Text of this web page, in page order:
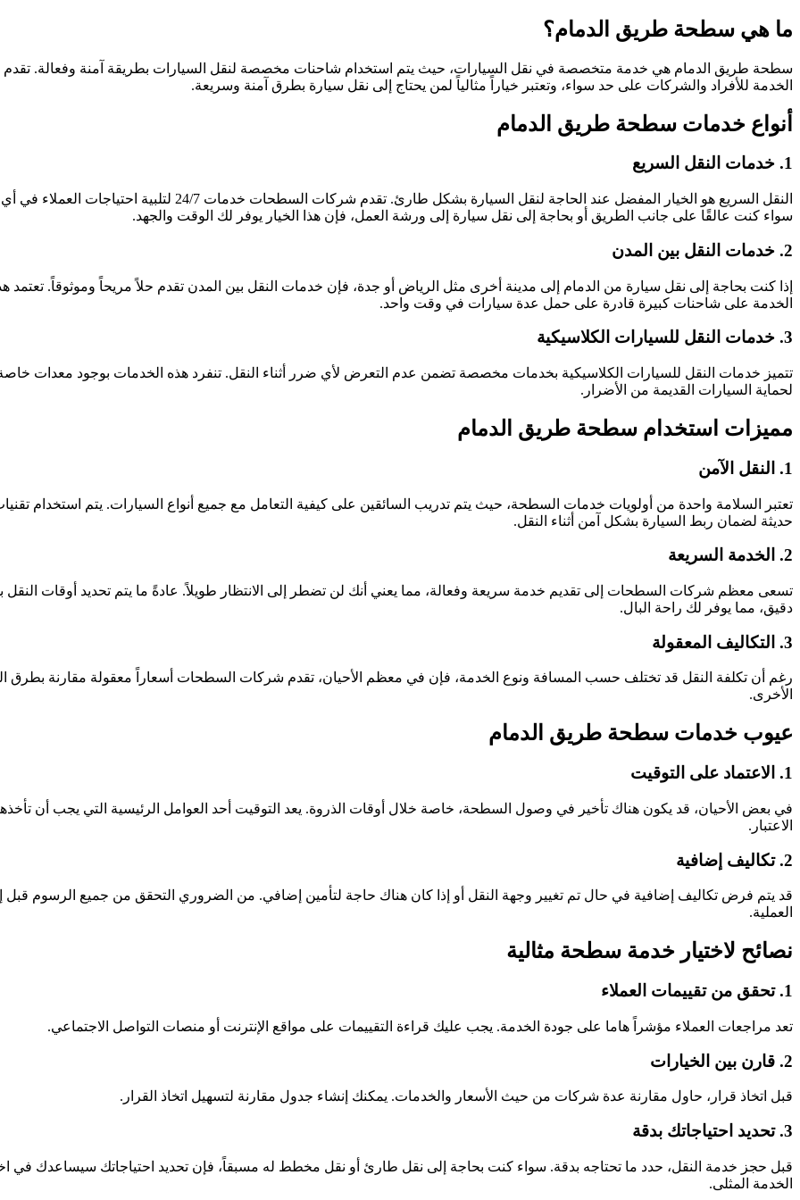
ما هي سطحة طريق الدمام؟
سطحة طريق الدمام هي خدمة متخصصة في نقل السيارات، حيث يتم استخدام شاحنات مخصصة لنقل السيارات بطريقة آمنة وفعالة. تقدم
الخدمة للأفراد والشركات على حد سواء، وتعتبر خياراً مثالياً لمن يحتاج إلى نقل سيارة بطرق آمنة وسريعة.
أنواع خدمات سطحة طريق الدمام
1. خدمات النقل السريع
النقل السريع هو الخيار المفضل عند الحاجة لنقل السيارة بشكل طارئ. تقدم شركات السطحات خدمات 24/7 لتلبية
سواء كنت عالقًا على جانب الطريق أو بحاجة إلى نقل سيارة إلى ورشة العمل، فإن هذا الخيار يوفر لك الوقت والجهد.
2. خدمات النقل بين المدن
إذا كنت بحاجة إلى نقل سيارة من الدمام إلى مدينة أخرى مثل الرياض أو جدة، فإن خدمات النقل بين المدن تقدم حلاً مريحاً وموثوقاً. تعتمد
الخدمة على شاحنات كبيرة قادرة على حمل عدة سيارات في وقت واحد.
3. خدمات النقل للسيارات الكلاسيكية
تتميز خدمات النقل للسيارات الكلاسيكية بخدمات مخصصة تضمن عدم التعرض لأي ضرر أثناء النقل. تنفرد هذه الخدمات بوجود معدات
لحماية السيارات القديمة من الأضرار.
مميزات استخدام سطحة طريق الدمام
1. النقل الآمن
تعتبر السلامة واحدة من أولويات خدمات السطحة، حيث يتم تدريب السائقين على كيفية التعامل مع جميع أنواع السيارات. يتم استخدام
حديثة لضمان ربط السيارة بشكل آمن أثناء النقل.
2. الخدمة السريعة
تسعى معظم شركات السطحات إلى تقديم خدمة سريعة وفعالة، مما يعني أنك لن تضطر إلى الانتظار طويلاً. عادةً ما يتم تحديد أوقات
دقيق، مما يوفر لك راحة البال.
3. التكاليف المعقولة
رغم أن تكلفة النقل قد تختلف حسب المسافة ونوع الخدمة، فإن في معظم الأحيان، تقدم شركات السطحات أسعاراً معقولة مقارنة بطرق
الأخرى.
عيوب خدمات سطحة طريق الدمام
1. الاعتماد على التوقيت
في بعض الأحيان، قد يكون هناك تأخير في وصول السطحة، خاصة خلال أوقات الذروة. يعد التوقيت أحد العوامل الرئيسية التي يجب أن
الاعتبار.
2. تكاليف إضافية
قد يتم فرض تكاليف إضافية في حال تم تغيير وجهة النقل أو إذا كان هناك حاجة لتأمين إضافي. من الضروري التحقق من جميع الرسوم قبل
العملية.
نصائح لاختيار خدمة سطحة مثالية
1. تحقق من تقييمات العملاء
تعد مراجعات العملاء مؤشراً هاما على جودة الخدمة. يجب عليك قراءة التقييمات على مواقع الإنترنت أو منصات التواصل الاجتماعي.
2. قارن بين الخيارات
قبل اتخاذ قرار، حاول مقارنة عدة شركات من حيث الأسعار والخدمات. يمكنك إنشاء جدول مقارنة لتسهيل اتخاذ القرار.
3. تحديد احتياجاتك بدقة
قبل حجز خدمة النقل، حدد ما تحتاجه بدقة. سواء كنت بحاجة إلى نقل طارئ أو نقل مخطط له مسبقاً، فإن تحديد احتياجاتك سيساعدك في
الخدمة المثلى.